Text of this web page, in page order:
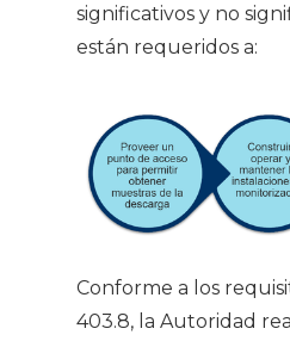
significativos y no
están requeridos a:
Conforme a los
403.8, la Autoridad